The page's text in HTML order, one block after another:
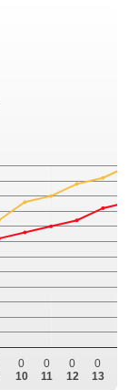
0 0 0 0
10 11 12 13